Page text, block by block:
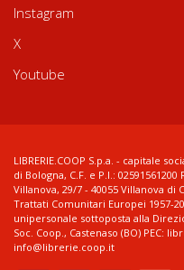
Instagram
X
Youtube
LIBRERIE.COOP S.p.a. - capitale
di Bologna, C.F. e P.I.: 02591561200
Villanova, 29/7 - 40055 Villanova di
Trattati Comunitari Europei 1957-
unipersonale sottoposta alla
Soc. Coop., Castenaso (BO) PEC:
info@librerie.coop.it